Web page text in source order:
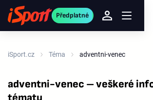
Předplatné
iSport.cz Téma adventni-venec
adventni-venec – veškeré